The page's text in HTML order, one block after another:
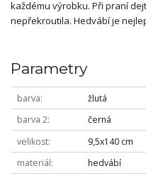
každému výrobku. Při praní
nepřekroutila. Hedvábí je
Parametry
barva
žlutá
barva 2
černá
velikost
9,5x140 cm
materiál
hedvábí